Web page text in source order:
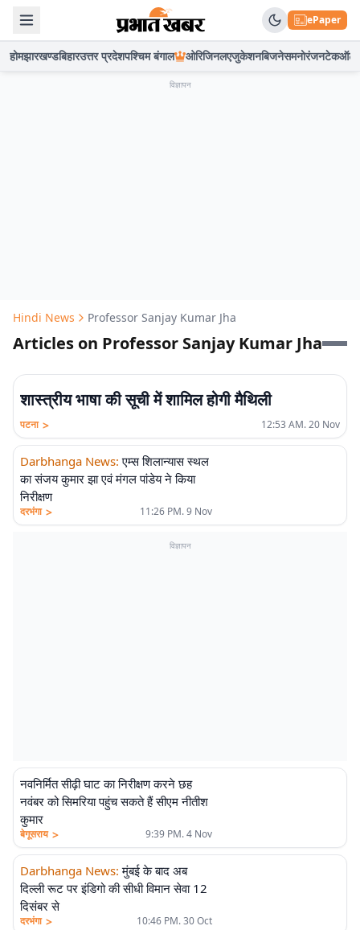
ePaper
होमझारखण्डबिहारउत्तर प्रदेशपश्चिम बंगाल ओरिजिनलएजुकेशनबिजनेसमनोरंजनटेकऑटो
विज्ञापन
Hindi News Professor Sanjay Kumar Jha
Articles on Professor Sanjay Kumar Jha
शास्त्रीय भाषा की सूची में शामिल होगी मैथिली
पटना > 12:53 AM. 20 Nov
Darbhanga News: एम्स शिलान्यास स्थल
का संजय कुमार झा एवं मंगल पांडेय ने किया
निरीक्षण
दरभंगा > 11:26 PM. 9 Nov
विज्ञापन
नवनिर्मित सीढ़ी घाट का निरीक्षण करने छह
नवंबर को सिमरिया पहुंच सकते हैं सीएम नीतीश
कुमार
बेगूसराय > 9:39 PM. 4 Nov
Darbhanga News: मुंबई के बाद अब
दिल्ली रूट पर इंडिगो की सीधी विमान सेवा 12
दिसंबर से
दरभंगा > 10:46 PM. 30 Oct